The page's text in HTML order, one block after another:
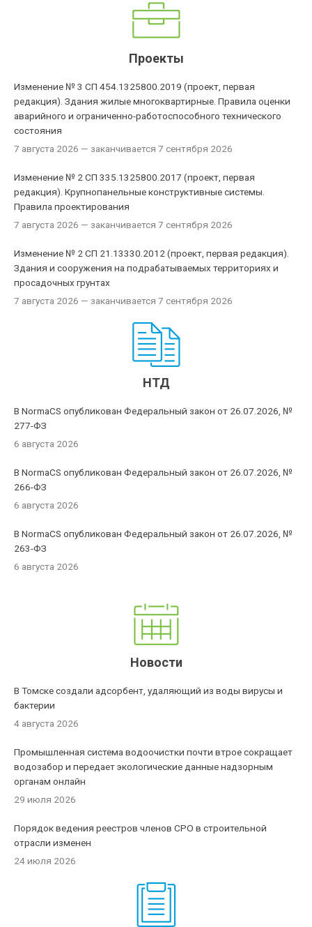
Проекты
Изменение № 3 СП 454.1325800.2019 (проект, первая
редакция). Здания жилые многоквартирные. Правила оценки
аварийного и ограниченно-работоспособного технического
состояния
7 августа 2026 — заканчивается 7 сентября 2026
Изменение № 2 СП 335.1325800.2017 (проект, первая
редакция). Крупнопанельные конструктивные системы.
Правила проектирования
7 августа 2026 — заканчивается 7 сентября 2026
Изменение № 2 СП 21.13330.2012 (проект, первая редакция).
Здания и сооружения на подрабатываемых территориях и
просадочных грунтах
7 августа 2026 — заканчивается 7 сентября 2026
НТД
В NormaCS опубликован Федеральный закон от 26.07.2026, №
277-ФЗ
6 августа 2026
В NormaCS опубликован Федеральный закон от 26.07.2026, №
266-ФЗ
6 августа 2026
В NormaCS опубликован Федеральный закон от 26.07.2026, №
263-ФЗ
6 августа 2026
Новости
В Томске создали адсорбент, удаляющий из воды вирусы и
бактерии
4 августа 2026
Промышленная система водоочистки почти втрое сокращает
водозабор и передает экологические данные надзорным
органам онлайн
29 июля 2026
Порядок ведения реестров членов СРО в строительной
отрасли изменен
24 июля 2026